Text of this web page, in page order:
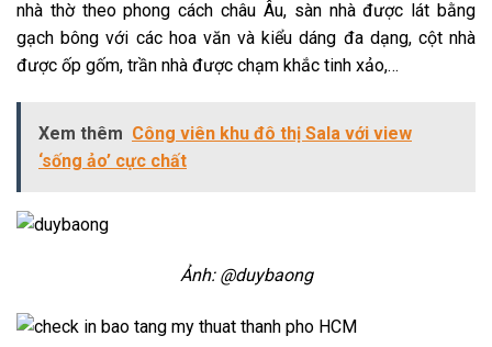
nhà thờ theo phong cách châu Âu, sàn nhà được lát bằng
gạch bông với các hoa văn và kiểu dáng đa dạng, cột nhà
được ốp gốm, trần nhà được chạm khắc tinh xảo,…
Xem thêm Công viên khu đô thị Sala với view
‘sống ảo’ cực chất
Ảnh: @duybaong